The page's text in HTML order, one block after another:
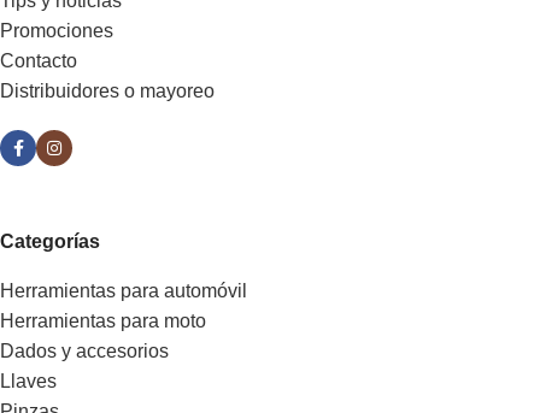
Promociones
Contacto
Distribuidores o mayoreo
Categorías
Herramientas para automóvil
Herramientas para moto
Dados y accesorios
Llaves